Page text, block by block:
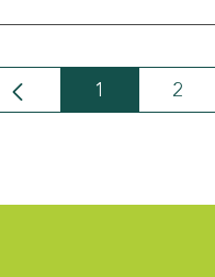
Seite
1 Seite
2